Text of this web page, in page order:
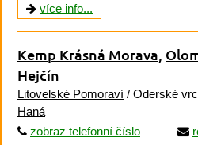
více info...
Kemp Krásná Morava
Hejčín
Litovelské Pomoraví / Oderské
Haná
zobraz telefonní číslo